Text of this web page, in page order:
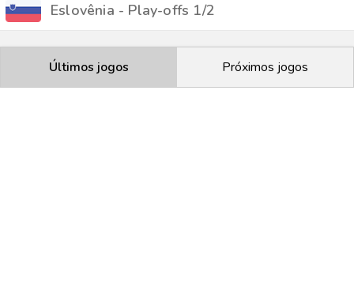
Eslovênia - Play-offs 1/2
Últimos jogos Próximos jogos